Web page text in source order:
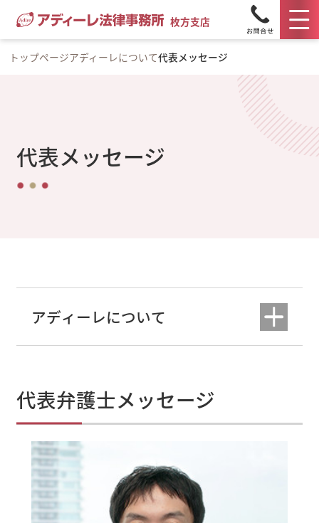
枚方支店
トップページアディーレについて代表メッセージ
代表メッセージ
アディーレについて
代表弁護士メッセージ